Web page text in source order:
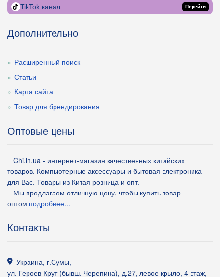
TikTok канал Перейти
Дополнительно
Расширенный поиск
Статьи
Карта сайта
Товар для брендирования
Оптовые цены
Chi.in.ua - интернет-магазин качественных китайских
товаров. Компьютерные аксессуары и бытовая электроника
для Вас. Товары из Китая розница и опт.
Мы предлагаем отличную цену, чтобы купить товар
оптом подробнее...
Контакты
Украина, г.Сумы,
ул. Героев Крут (бывш. Черепина), д.27, левое крыло, 4 этаж,